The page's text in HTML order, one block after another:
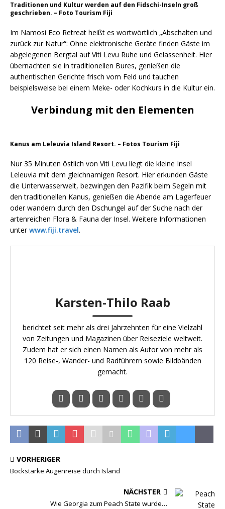
Traditionen und Kultur werden auf den Fidschi-Inseln groß
geschrieben. – Foto Tourism Fiji
Im Namosi Eco Retreat heißt es wortwörtlich „Abschalten und
zurück zur Natur“: Ohne elektronische Geräte finden Gäste im
abgelegenen Bergtal auf Viti Levu Ruhe und Gelassenheit. Hier
übernachten sie in traditionellen Bures, genießen die
authentischen Gerichte frisch vom Feld und tauchen
beispielsweise bei einem Meke- oder Kochkurs in die Kultur ein.
Verbindung mit den Elementen
Kanus am Leleuvia Island Resort. – Fotos Tourism Fiji
Nur 35 Minuten östlich von Viti Levu liegt die kleine Insel
Leleuvia mit dem gleichnamigen Resort. Hier erkunden Gäste
die Unterwasserwelt, bezwingen den Pazifik beim Segeln mit
den traditionellen Kanus, genießen die Abende am Lagerfeuer
oder wandern durch den Dschungel auf der Suche nach der
artenreichen Flora & Fauna der Insel. Weitere Informationen
unterwww.fiji.travel.
Karsten-Thilo Raab
berichtet seit mehr als drei Jahrzehnten für eine Vielzahl
von Zeitungen und Magazinen über Reiseziele weltweit.
Zudem hat er sich einen Namen als Autor von mehr als
120 Reise-, Wander- und Radführern sowie Bildbänden
gemacht.
VORHERIGER
Bockstarke Augenreise durch Island
NÄCHSTER
Wie Georgia zum Peach State wurde…